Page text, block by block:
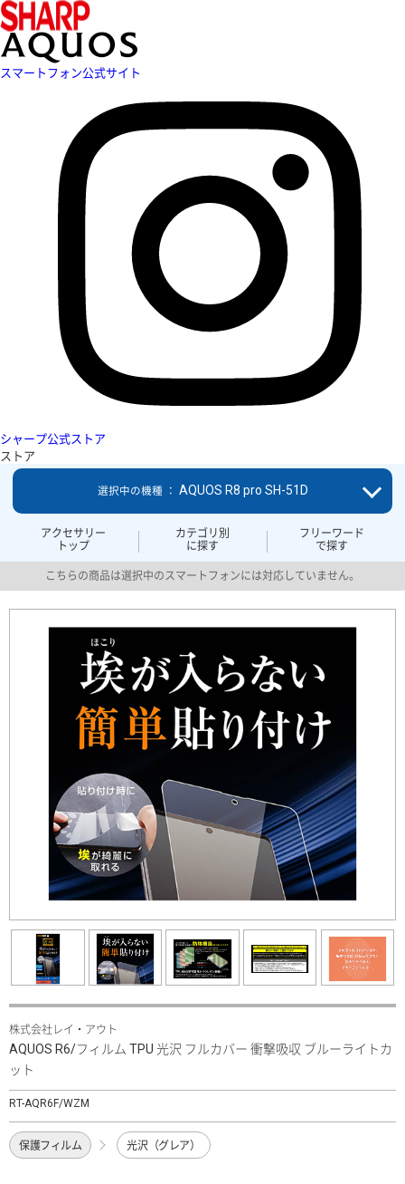
スマートフォン公式サイト
シャープ公式ストア
ストア
アクセサリー
トップ
カテゴリ別
に探す
フリーワード
で探す
選択中の機種 ： AQUOS R8 pro SH-51D
こちらの商品は選択中のスマートフォンには対応していません。
株式会社レイ・アウト
AQUOS R6/フィルム TPU 光沢 フルカバー 衝撃吸収 ブルーライトカ
ット
RT-AQR6F/WZM
保護フィルム 光沢（グレア）